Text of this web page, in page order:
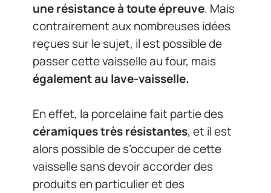
une résistance à toute épreuve. Mais
contrairement aux nombreuses idées
reçues sur le sujet, il est possible de
passer cette vaisselle au four, mais
également au lave-vaisselle.
En effet, la porcelaine fait partie des
céramiques très résistantes, et il est
alors possible de s’occuper de cette
vaisselle sans devoir accorder des
produits en particulier et des